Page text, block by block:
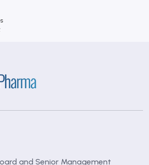
and Senior Management